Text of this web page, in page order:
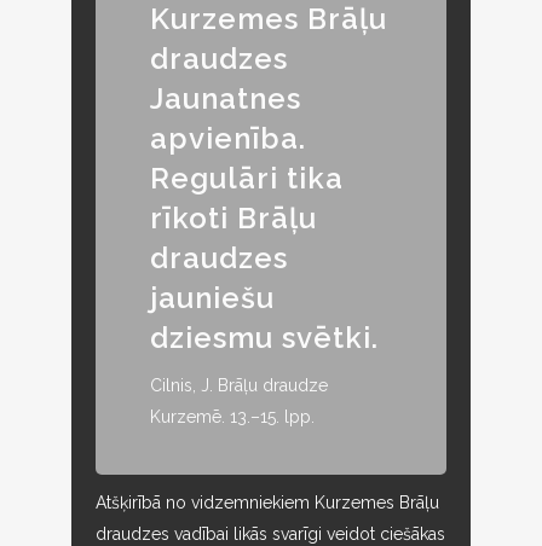
Kurzemes Brāļu
draudzes
Jaunatnes
apvienība.
Regulāri tika
rīkoti Brāļu
draudzes
jauniešu
dziesmu svētki.
Cilnis, J. Brāļu draudze
Kurzemē. 13.–15. lpp.
Atšķirībā no vidzemniekiem Kurzemes Brāļu
draudzes vadībai likās svarīgi veidot ciešākas